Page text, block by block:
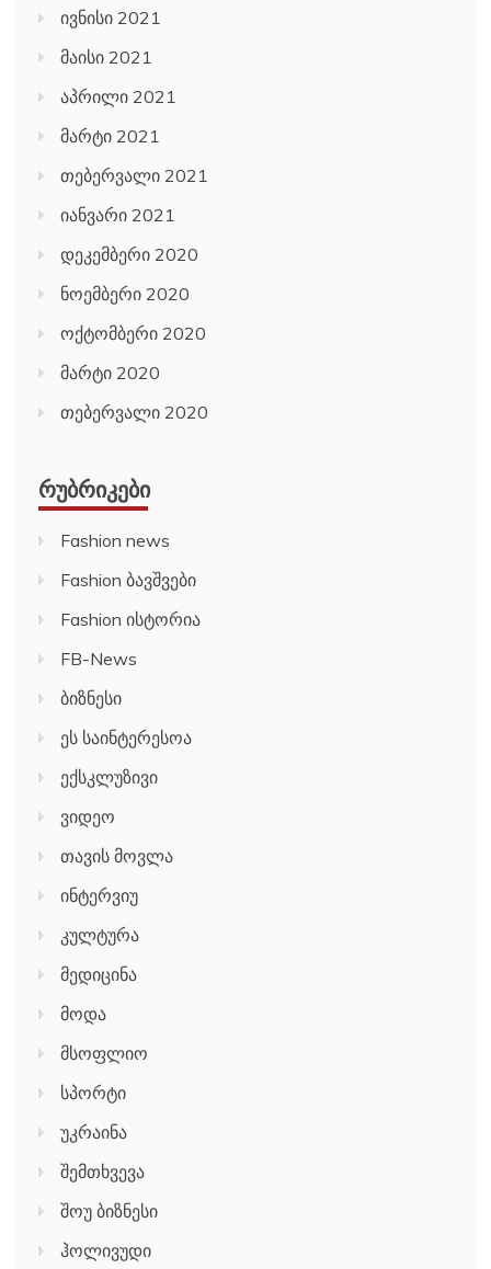
ივნისი 2021
მაისი 2021
აპრილი 2021
მარტი 2021
თებერვალი 2021
იანვარი 2021
დეკემბერი 2020
ნოემბერი 2020
ოქტომბერი 2020
მარტი 2020
თებერვალი 2020
ᲠᲣᲑᲠᲘᲙᲔᲑᲘ
Fashion news
Fashion ბავშვები
Fashion ისტორია
FB-News
ბიზნესი
ეს საინტერესოა
ექსკლუზივი
ვიდეო
თავის მოვლა
ინტერვიუ
კულტურა
მედიცინა
მოდა
მსოფლიო
სპორტი
უკრაინა
შემთხვევა
შოუ ბიზნესი
ჰოლივუდი